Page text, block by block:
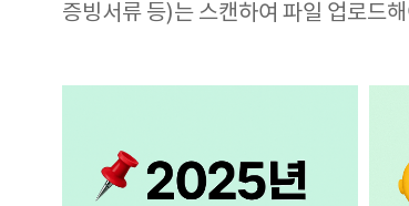
증빙서류 등)는 스캔하여 파일 업로드